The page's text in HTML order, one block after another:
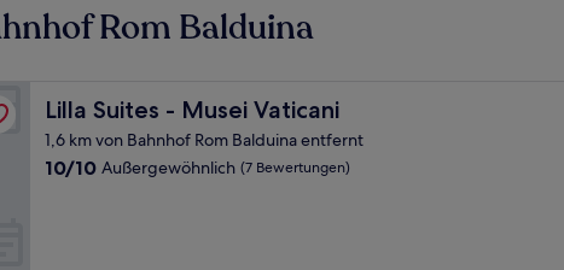
Rom Balduina
Lilla Suites - Musei Vaticani
Lilla Suites - Musei Vaticani
1,6 km von Bahnhof Rom Balduina entfernt
10.0
10/10 Außergewöhnlich (7 Bewertungen)